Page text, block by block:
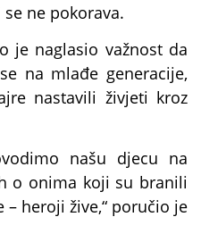
ne pokorava.
je naglasio važnost da
na mlađe generacije,
nastavili živjeti kroz
našu djecu na
o onima koji su branili
– heroji žive,“ poručio je